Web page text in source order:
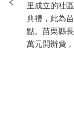
里成立的社
典禮，此為
點。苗栗縣
萬元開辦費